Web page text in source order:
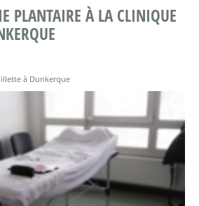
PLANTAIRE À LA CLINIQUE
à Dunkerque